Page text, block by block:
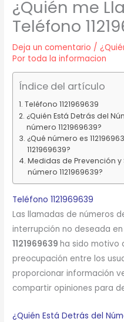
¿Quién me
Teléfono
Deja un comentario /
Por toda la informacion
Índice del artículo
Teléfono 1121969639
¿Quién Está Detrás del
número 1121969639?
¿Qué número es
1121969639?
Medidas de Prevención
número 1121969639?
Teléfono 1121969639
Las llamadas de números
interrupción no deseada
1121969639ha sido motivo
preocupación entre los
proporcionar información
compartir opiniones para
¿Quién Está Detrás del